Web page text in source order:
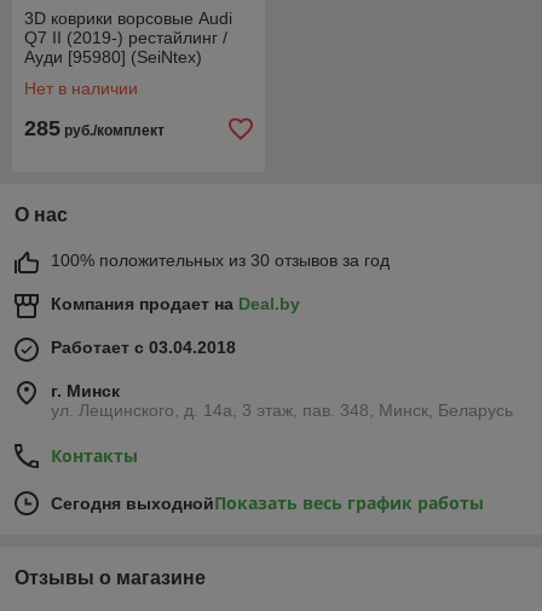
3D коврики ворсовые Audi
Q7 II (2019-) рестайлинг /
Ауди [95980] (SeiNtex)
Нет в наличии
285 руб./комплект
О нас
100% положительных из 30 отзывов за год
Компания продает на Deal.by
Работает с 03.04.2018
г. Минск
ул. Лещинского, д. 14а, 3 этаж, пав. 348, Минск, Беларусь
Контакты
Сегодня выходнойПоказать весь график работы
Отзывы о магазине